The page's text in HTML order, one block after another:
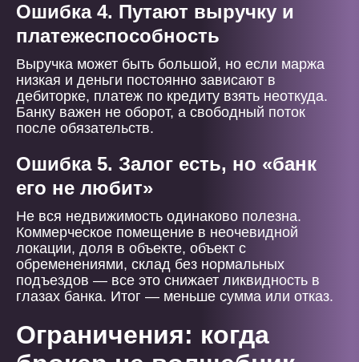
Ошибка 4. Путают выручку и
платежеспособность
Выручка может быть большой, но если маржа
низкая и деньги постоянно зависают в
дебиторке, платеж по кредиту взять неоткуда.
Банку важен не оборот, а свободный поток
после обязательств.
Ошибка 5. Залог есть, но «банк
его не любит»
Не вся недвижимость одинаково полезна.
Коммерческое помещение в неочевидной
локации, доля в объекте, объект с
обременениями, склад без нормальных
подъездов — все это снижает ликвидность в
глазах банка. Итог — меньше сумма или отказ.
Ограничения: когда